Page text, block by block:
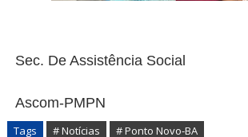
Sec. De Assistência Social
Ascom-PMPN
Tags # Notícias # Ponto Novo-BA